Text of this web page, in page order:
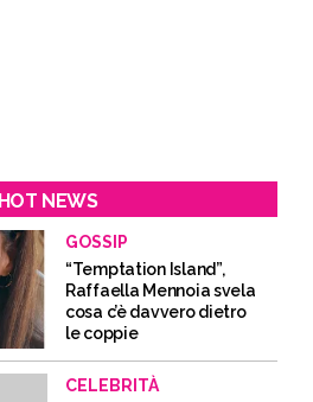
HOT NEWS
GOSSIP
“Temptation Island”,
Raffaella Mennoia svela
cosa c’è davvero dietro
le coppie
CELEBRITÀ